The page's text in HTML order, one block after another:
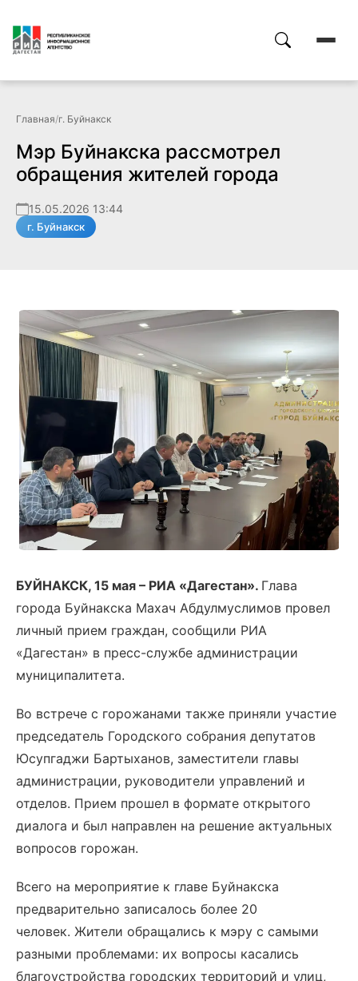
Главная/г. Буйнакск
Мэр Буйнакска рассмотрел
обращения жителей города
15.05.2026 13:44
г. Буйнакск
БУЙНАКСК, 15 мая – РИА «Дагестан». Глава
города Буйнакска Махач Абдулмуслимов провел
личный прием граждан, сообщили РИА
«Дагестан» в пресс-службе администрации
муниципалитета.
Во встрече с горожанами также приняли участие
председатель Городского собрания депутатов
Юсупгаджи Бартыханов, заместители главы
администрации, руководители управлений и
отделов. Прием прошел в формате открытого
диалога и был направлен на решение актуальных
вопросов горожан.
Всего на мероприятие к главе Буйнакска
предварительно записалось более 20
человек. Жители обращались к мэру с самыми
разными проблемами: их вопросы касались
благоустройства городских территорий и улиц,